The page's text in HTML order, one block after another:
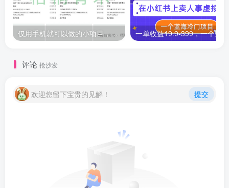
仅用手机就可以做的小项目，当天就能见钱，每天100-300
评论 抢沙发
欢迎您留下宝贵的见解！ 提交